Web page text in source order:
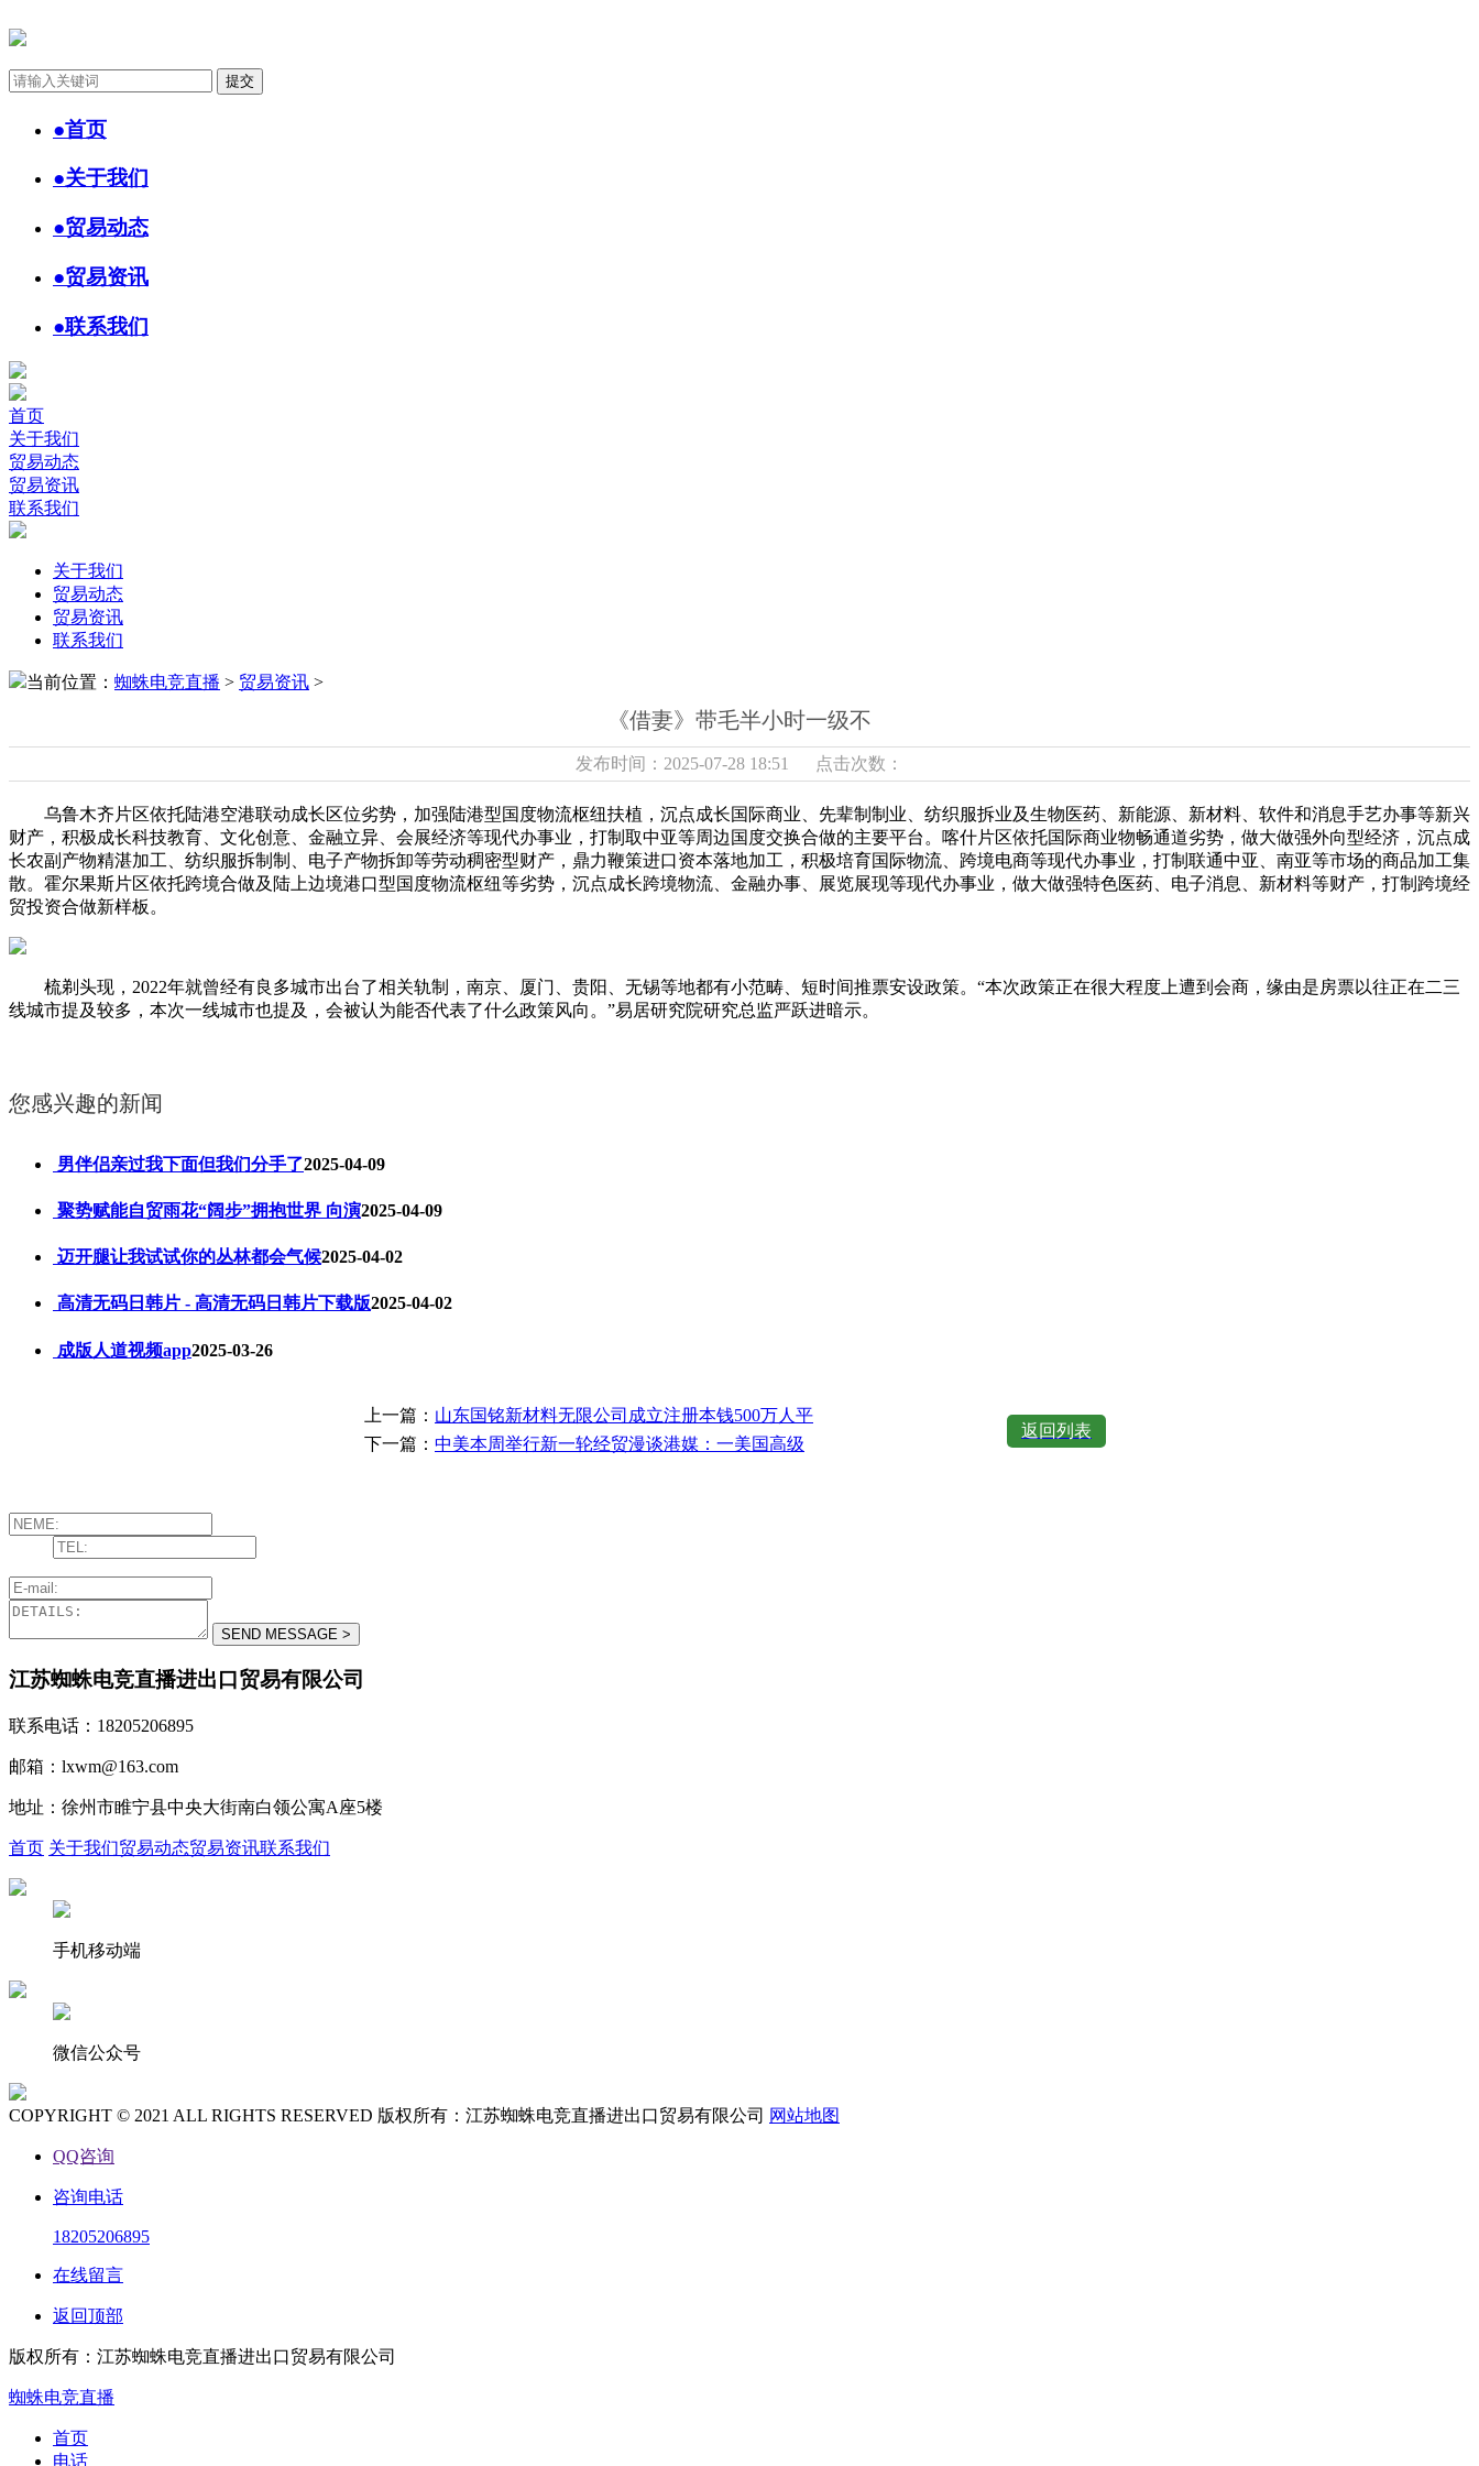
●首页
●关于我们
●贸易动态
●贸易资讯
●联系我们
首页
关于我们
贸易动态
贸易资讯
联系我们
关于我们
贸易动态
贸易资讯
联系我们
当前位置： 蜘蛛电竞直播 > 贸易资讯 >
《借妻》带毛半小时一级不
发布时间：2025-07-28 18:51 点击次数：
乌鲁木齐片区依托陆港空港联动成长区位劣势，加强陆港型国度物流枢纽扶植，沉点成长国际商业、先辈制制业、纺织服拆业及生物医药、新能源、新材料、软件和消息手艺办事等新兴
财产，积极成长科技教育、文化创意、金融立异、会展经济等现代办事业，打制取中亚等周边国度交换合做的主要平台。喀什片区依托国际商业物畅通道劣势，做大做强外向型经济，沉点成
长农副产物精湛加工、纺织服拆制制、电子产物拆卸等劳动稠密型财产，鼎力鞭策进口资本落地加工，积极培育国际物流、跨境电商等现代办事业，打制联通中亚、南亚等市场的商品加工集
散。霍尔果斯片区依托跨境合做及陆上边境港口型国度物流枢纽等劣势，沉点成长跨境物流、金融办事、展览展现等现代办事业，做大做强特色医药、电子消息、新材料等财产，打制跨境经
贸投资合做新样板。
梳剃头现，2022年就曾经有良多城市出台了相关轨制，南京、厦门、贵阳、无锡等地都有小范畴、短时间推票安设政策。“本次政策正在很大程度上遭到会商，缘由是房票以往正在二三
线城市提及较多，本次一线城市也提及，会被认为能否代表了什么政策风向。”易居研究院研究总监严跃进暗示。
您感兴趣的新闻
男伴侣亲过我下面但我们分手了2025-04-09
聚势赋能自贸雨花“阔步”拥抱世界 向演2025-04-09
迈开腿让我试试你的丛林都会气候2025-04-02
高清无码日韩片 - 高清无码日韩片下载版2025-04-02
成版人道视频app2025-03-26
上一篇： 山东国铭新材料无限公司成立注册本钱500万人平
下一篇： 中美本周举行新一轮经贸漫谈港媒：一美国高级
返回列表
江苏蜘蛛电竞直播进出口贸易有限公司
联系电话：18205206895
邮箱：lxwm@163.com
地址：徐州市睢宁县中央大街南白领公寓A座5楼
首页 关于我们贸易动态贸易资讯联系我们
手机移动端
微信公众号
COPYRIGHT © 2021 ALL RIGHTS RESERVED 版权所有：江苏蜘蛛电竞直播进出口贸易有限公司 网站地图
QQ咨询
咨询电话
18205206895
在线留言
返回顶部
版权所有：江苏蜘蛛电竞直播进出口贸易有限公司
蜘蛛电竞直播
首页
电话